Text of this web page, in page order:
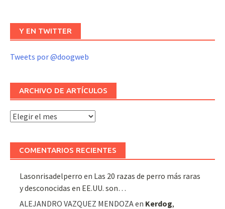
Y EN TWITTER
Tweets por @doogweb
ARCHIVO DE ARTÍCULOS
Archivo
artículos
COMENTARIOS RECIENTES
Lasonrisadelperro en Las 20 razas de perro más raras
y desconocidas en EE.UU. son…
ALEJANDRO VAZQUEZ MENDOZAen Kerdog,